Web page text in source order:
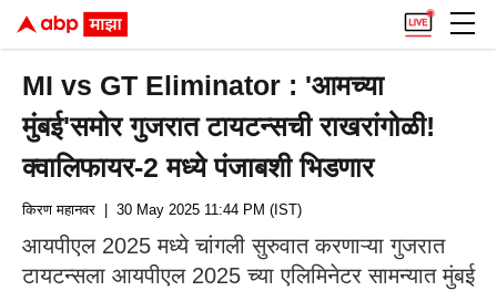
MI vs GT Eliminator : 'आमच्या
मुंबई'समोर गुजरात टायटन्सची राखरांगोळी!
क्वालिफायर-2 मध्ये पंजाबशी भिडणार
किरण महानवर | 30 May 2025 11:44 PM (IST)
आयपीएल 2025 मध्ये चांगली सुरुवात करणाऱ्या गुजरात
टायटन्सला आयपीएल 2025 च्या एलिमिनेटर सामन्यात मुंबई